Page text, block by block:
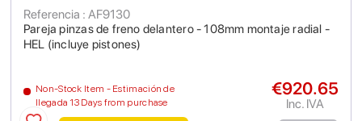
Pareja pinzas de freno delantero - 108mm montaje radial -
HEL (incluye pistones)
Referencia : AF9130
Non-Stock Item - Estimación de
llegada 13 Days from purchase
€920.65
Inc. IVA